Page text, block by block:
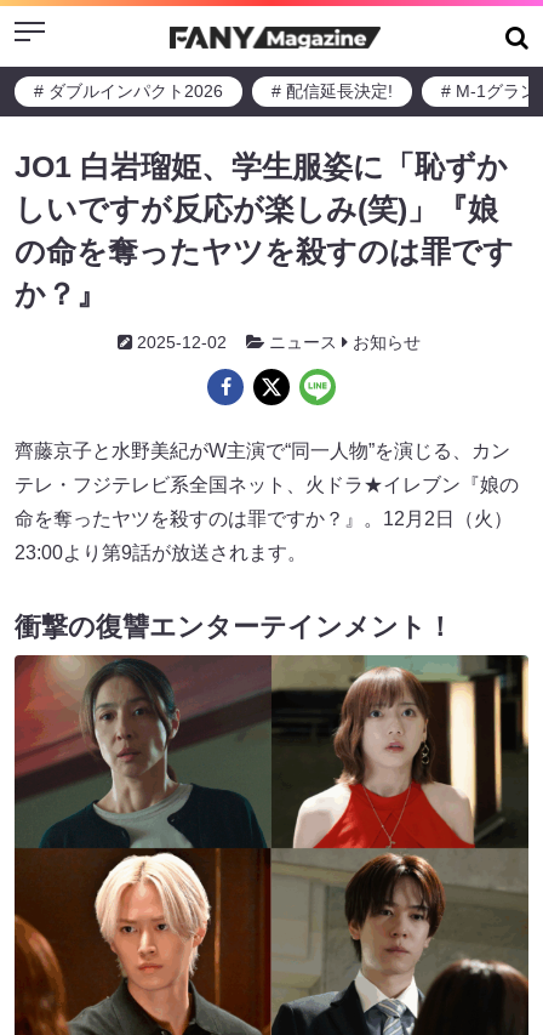
Menu
# ダブルインパクト2026 # 配信延長決定! # M-1グラン
JO1 白岩瑠姫、学生服姿に「恥ずか
しいですが反応が楽しみ(笑)」『娘
の命を奪ったヤツを殺すのは罪です
か？』
2025-12-02 ニュース お知らせ
齊藤京子と水野美紀がW主演で“同一人物”を演じる、カン
テレ・フジテレビ系全国ネット、火ドラ★イレブン『娘の
命を奪ったヤツを殺すのは罪ですか？』。12月2日（火）
23:00より第9話が放送されます。
衝撃の復讐エンターテインメント！